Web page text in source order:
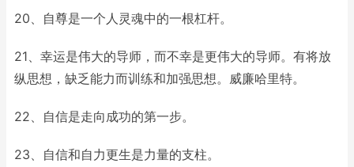
20、自尊是一个人灵魂中的一根杠杆。
21、幸运是伟大的导师，而不幸是更伟大的导师。有将放
纵思想，缺乏能力而训练和加强思想。威廉哈里特。
22、自信是走向成功的第一步。
23、自信和自力更生是力量的支柱。